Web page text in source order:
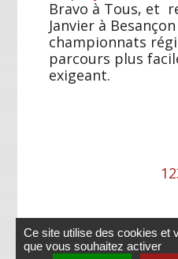
Ce site utilise des cookies et
que vous souhaitez activer
Bravo à Tous, et
Janvier à
championnats
parcours plus
exigeant.
12